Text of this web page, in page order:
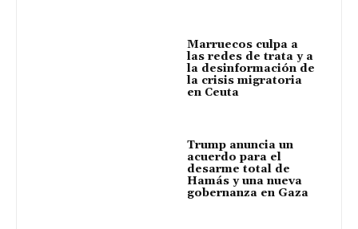
Marruecos culpa a
las redes de trata y a
la desinformación de
la crisis migratoria
en Ceuta
Trump anuncia un
acuerdo para el
desarme total de
Hamás y una nueva
gobernanza en Gaza